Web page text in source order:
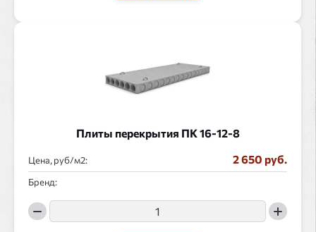
Плиты перекрытия ПК 16-12-8
Цена, руб/ : 2 650 руб.
Бренд: